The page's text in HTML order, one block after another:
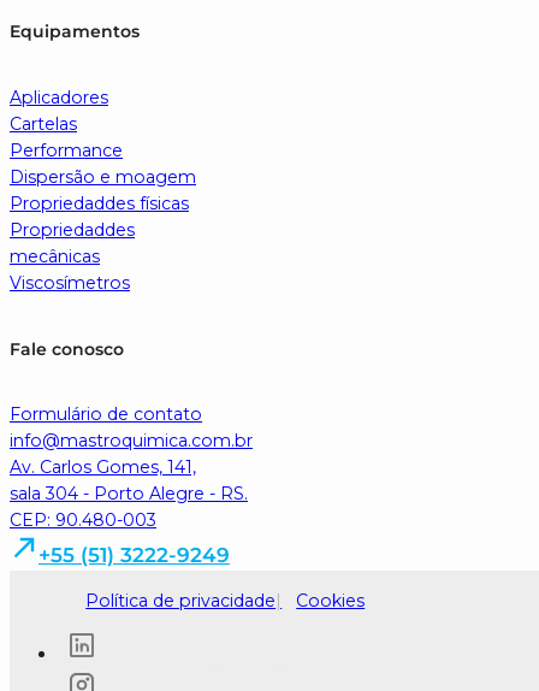
Equipamentos
Aplicadores
Cartelas
Performance
Dispersão e moagem
Propriedaddes físicas
Propriedaddes
mecânicas
Viscosímetros
Fale conosco
Formulário de contato
info@mastroquimica.com.br
Av. Carlos Gomes, 141,
sala 304 - Porto Alegre - RS.
CEP: 90.480-003
+55 (51) 3222-9249
Política de privacidade Cookies